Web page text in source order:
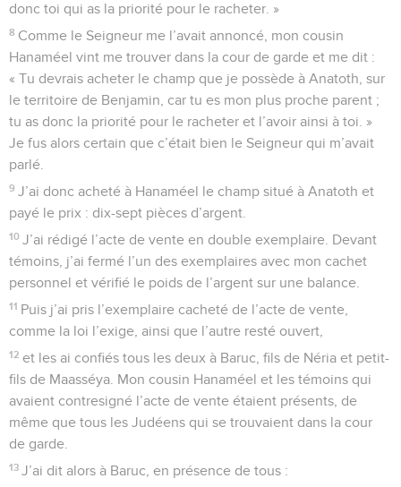
donc toi qui as la priorité pour le racheter. »
8 Comme le Seigneur me l’avait annoncé, mon cousin
Hanaméel vint me trouver dans la cour de garde et me dit :
« Tu devrais acheter le champ que je possède à Anatoth, sur
le territoire de Benjamin, car tu es mon plus proche parent ;
tu as donc la priorité pour le racheter et l’avoir ainsi à toi. »
Je fus alors certain que c’était bien le Seigneur qui m’avait
parlé.
9 J’ai donc acheté à Hanaméel le champ situé à Anatoth et
payé le prix : dix-sept pièces d’argent.
10 J’ai rédigé l’acte de vente en double exemplaire. Devant
témoins, j’ai fermé l’un des exemplaires avec mon cachet
personnel et vérifié le poids de l’argent sur une balance.
11 Puis j’ai pris l’exemplaire cacheté de l’acte de vente,
comme la loi l’exige, ainsi que l’autre resté ouvert,
12 et les ai confiés tous les deux à Baruc, fils de Néria et petit-
fils de Maasséya. Mon cousin Hanaméel et les témoins qui
avaient contresigné l’acte de vente étaient présents, de
même que tous les Judéens qui se trouvaient dans la cour
de garde.
13 J’ai dit alors à Baruc, en présence de tous :